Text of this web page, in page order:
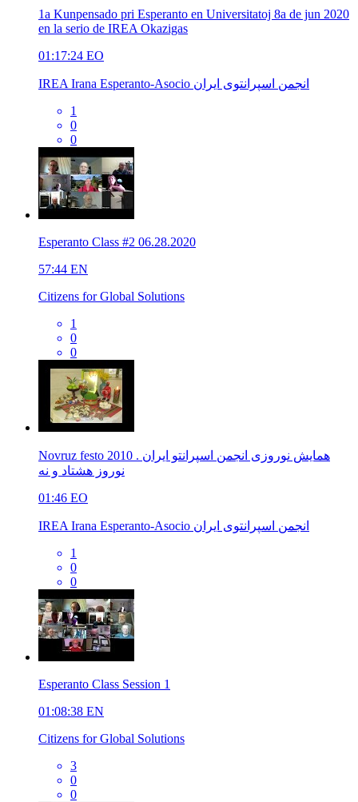
1a Kunpensado pri Esperanto en Universitatoj 8a de jun 2020
en la serio de IREA Okazigas
01:17:24 EO
IREA Irana Esperanto-Asocio انجمن اسپرانتوی ایران
1
0
0
Esperanto Class #2 06.28.2020
57:44 EN
Citizens for Global Solutions
1
0
0
Novruz festo 2010 همایش نوروزی انجمن اسپرانتو ایران .
نوروز هشتاد و نه
01:46 EO
IREA Irana Esperanto-Asocio انجمن اسپرانتوی ایران
1
0
0
Esperanto Class Session 1
01:08:38 EN
Citizens for Global Solutions
3
0
0